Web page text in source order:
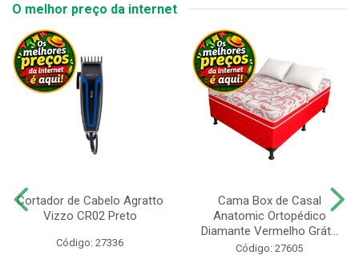
O melhor preço da internet
Cortador de Cabelo Agratto
Vizzo CR02 Preto
Código: 27336
Cama Box de Casal
Anatomic Ortopédico
Diamante Vermelho Grát...
Código: 27605